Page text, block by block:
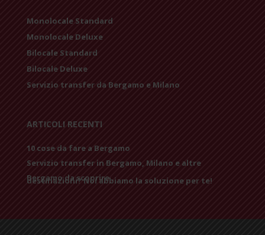
Monolocale Standard
Monolocale Deluxe
Bilocale Standard
Bilocale Deluxe
Servizio transfer da Bergamo e Milano
ARTICOLI RECENTI
10 cose da fare a Bergamo
Servizio transfer in Bergamo, Milano e altre
destinazioni? Noi abbiamo la soluzione per te!
Bergamo da scoprire